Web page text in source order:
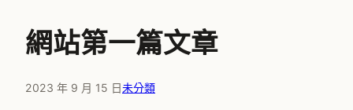
網站第一篇文章
2023 年 9 月 15 日未分類